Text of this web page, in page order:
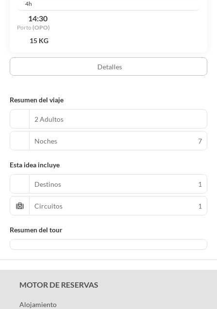
4h
14:30
Porto (OPO)
15 KG
Detalles
Resumen del viaje
2 Adultos
Noches 7
Esta idea incluye
Destinos 1
Circuitos 1
Resumen del tour
MOTOR DE RESERVAS
Alojamiento